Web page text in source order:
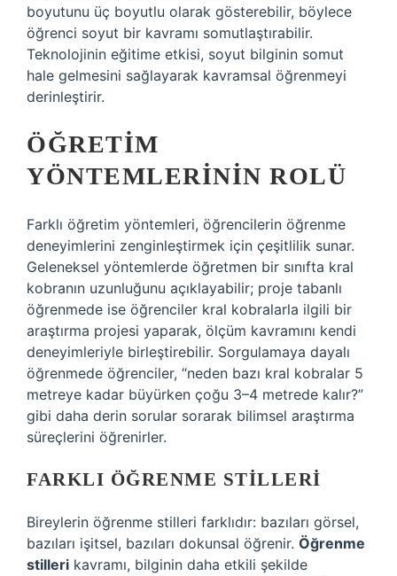
boyutunu üç boyutlu olarak gösterebilir, böylece
öğrenci soyut bir kavramı somutlaştırabilir.
Teknolojinin eğitime etkisi, soyut bilginin somut
hale gelmesini sağlayarak kavramsal öğrenmeyi
derinleştirir.
ÖĞRETIM
YÖNTEMLERININ ROLÜ
Farklı öğretim yöntemleri, öğrencilerin öğrenme
deneyimlerini zenginleştirmek için çeşitlilik sunar.
Geleneksel yöntemlerde öğretmen bir sınıfta kral
kobranın uzunluğunu açıklayabilir; proje tabanlı
öğrenmede ise öğrenciler kral kobralarla ilgili bir
araştırma projesi yaparak, ölçüm kavramını kendi
deneyimleriyle birleştirebilir. Sorgulamaya dayalı
öğrenmede öğrenciler, “neden bazı kral kobralar 5
metreye kadar büyürken çoğu 3–4 metrede kalır?”
gibi daha derin sorular sorarak bilimsel araştırma
süreçlerini öğrenirler.
FARKLI ÖĞRENME STILLERI
Bireylerin öğrenme stilleri farklıdır: bazıları görsel,
bazıları işitsel, bazıları dokunsal öğrenir. Öğrenme
stilleri kavramı, bilginin daha etkili şekilde